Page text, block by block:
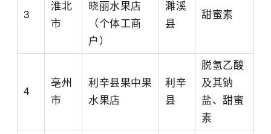
3
淮北
市
晓丽水果店
（个体工商
户）
濉溪
县
甜蜜素
4
亳州
市
利辛县果中果
水果店
利辛
县
脱氢乙酸
及其钠
盐、甜蜜
素